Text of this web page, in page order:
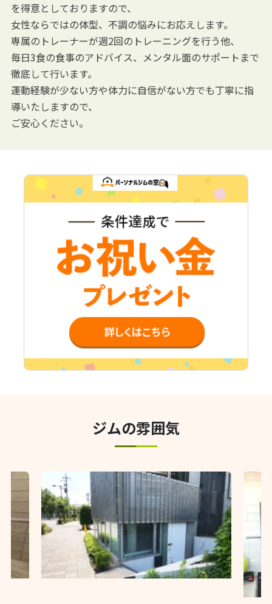
を得意としておりますので、
女性ならではの体型、不調の悩みにお応えします。
専属のトレーナーが週2回のトレーニングを行う他、
毎日3食の食事のアドバイス、メンタル面のサポートまで
徹底して行います。
運動経験が少ない方や体力に自信がない方でも丁寧に指
導いたしますので、
ご安心ください。
ジムの雰囲気